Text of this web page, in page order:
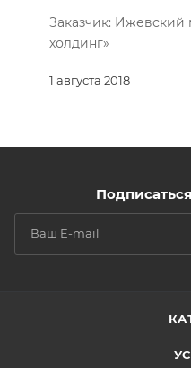
1 августа 2018
Заказчик: Ижевский
холдинг»